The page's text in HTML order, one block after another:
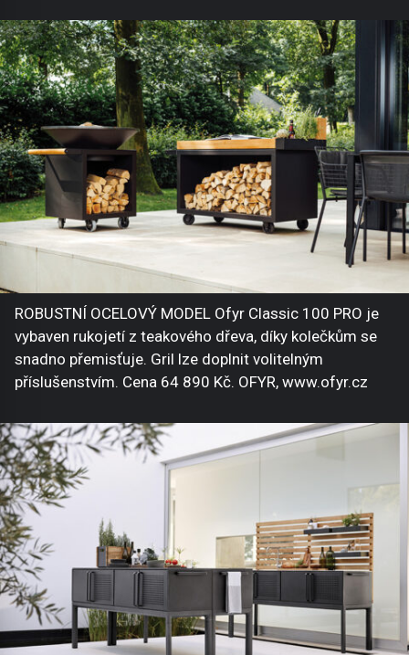
ROBUSTNÍ OCELOVÝ MODEL Ofyr Classic 100 PRO je
vybaven rukojetí z teakového dřeva, díky kolečkům se
snadno přemisťuje. Gril lze doplnit volitelným
příslušenstvím. Cena 64 890 Kč. OFYR, www.ofyr.cz